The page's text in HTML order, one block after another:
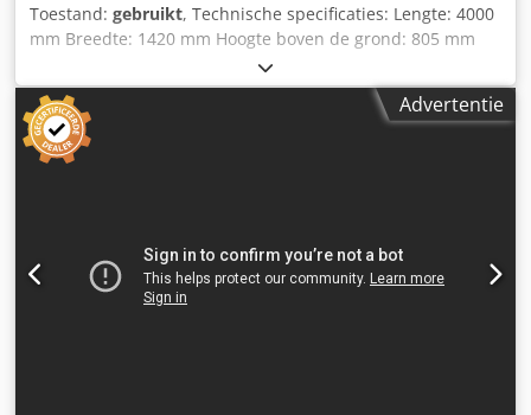
Toestand: gebruikt, Technische specificaties: Lengte: 4000
mm Breedte: 1420 mm Hoogte boven de grond: 805 mm
Draagvermogen: 10 ton Wieldiameter - max.: 600 mm
Spoorbreedte: 1000 mm Besturingsspanning: 80 V
Elektrische besturing: Ja, met handbediening Gewicht: 3,25
ton Afmetingen (l x b x h): 4,0 x 1,42 x 0,81 m Batterijtype:
Loodzuur Railtransportwagen voor zware lasten
Advertentie